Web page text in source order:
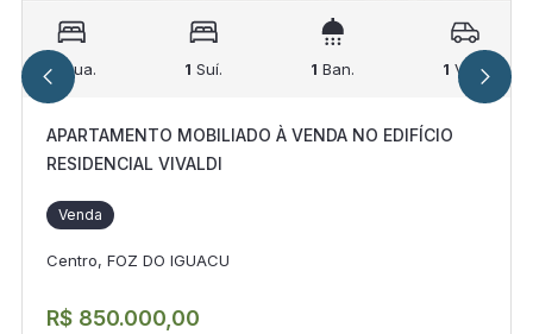
2 Qua. 1 Suí. 1 Ban. 1 Vag.
APARTAMENTO MOBILIADO À VENDA NO EDIFÍCIO
RESIDENCIAL VIVALDI
Venda
Centro, FOZ DO IGUACU
R$ 850.000,00